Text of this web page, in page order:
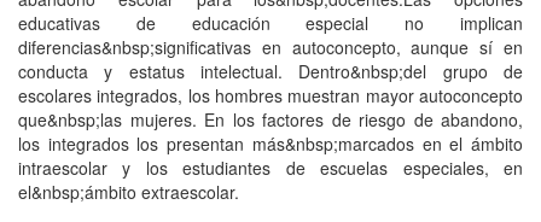
educativas de educación especial no implican
diferencias&nbsp;significativas en autoconcepto, aunque sí en
conducta y estatus intelectual. Dentro&nbsp;del grupo de
escolares integrados, los hombres muestran mayor autoconcepto
que&nbsp;las mujeres. En los factores de riesgo de abandono,
los integrados los presentan más&nbsp;marcados en el ámbito
intraescolar y los estudiantes de escuelas especiales, en
el&nbsp;ámbito extraescolar.